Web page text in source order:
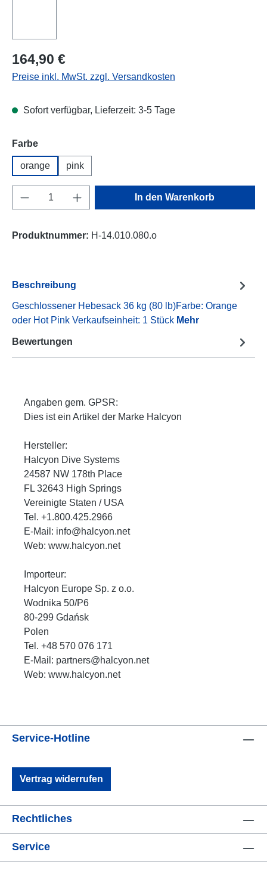
Regulärer Preis:
164,90 €
Preise inkl. MwSt. zzgl. Versandkosten
Sofort verfügbar, Lieferzeit: 3-5 Tage
Farbeauswählen
orange pink
Produkt Anzahl: Gib den gewünschten
In den Warenkorb
Produktnummer: H-14.010.080.o
Beschreibung
Geschlossener Hebesack 36 kg (80 lb)Farbe: Orange
oder Hot Pink Verkaufseinheit: 1 Stück Mehr
Bewertungen
Angaben gem. GPSR:
Dies ist ein Artikel der Marke Halcyon
Hersteller:
Halcyon Dive Systems
24587 NW 178th Place
FL 32643 High Springs
Vereinigte Staten / USA
Tel. +1.800.425.2966
E-Mail: info@halcyon.net
Web: www.halcyon.net
Importeur:
Halcyon Europe Sp. z o.o.
Wodnika 50/P6
80-299 Gdańsk
Polen
Tel. +48 570 076 171
E-Mail: partners@halcyon.net
Web: www.halcyon.net
Service-Hotline
Vertrag widerrufen
Rechtliches
Service